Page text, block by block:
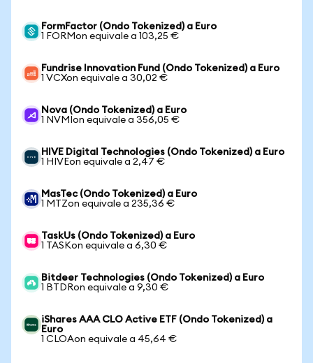
FormFactor (Ondo Tokenized) a Euro
1 FORMon equivale a 103,25 €
Fundrise Innovation Fund (Ondo Tokenized) a Euro
1 VCXon equivale a 30,02 €
Nova (Ondo Tokenized) a Euro
1 NVMIon equivale a 356,05 €
HIVE Digital Technologies (Ondo Tokenized) a Euro
1 HIVEon equivale a 2,47 €
MasTec (Ondo Tokenized) a Euro
1 MTZon equivale a 235,36 €
TaskUs (Ondo Tokenized) a Euro
1 TASKon equivale a 6,30 €
Bitdeer Technologies (Ondo Tokenized) a Euro
1 BTDRon equivale a 9,30 €
iShares AAA CLO Active ETF (Ondo Tokenized) a
Euro
1 CLOAon equivale a 45,64 €